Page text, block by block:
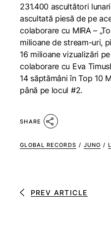
231.400 ascultători
ascultată piesă de pe
colaborare cu MIRA –
milioane de stream-uri,
16 milioane vizualizări
colaborare cu Eva
14 săptămâni în Top 10
până pe locul #2.
SHARE
GLOBAL RECORDS / JUNO /
PREV ARTICLE